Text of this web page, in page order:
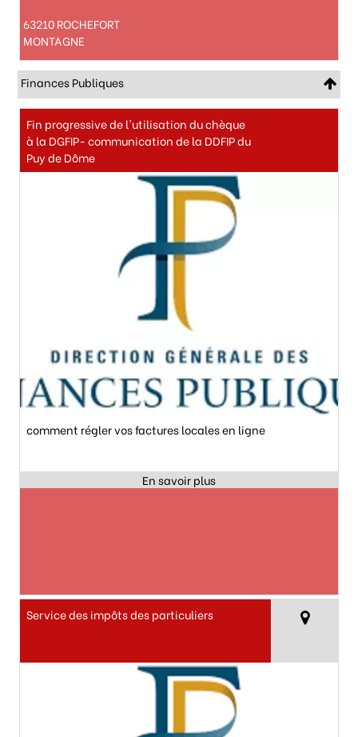
63210 ROCHEFORT
MONTAGNE
Finances Publiques
Fin progressive de l'utilisation du chèque
à la DGFIP- communication de la DDFIP du
Puy de Dôme
comment régler vos factures locales en ligne
Service des impôts des particuliers